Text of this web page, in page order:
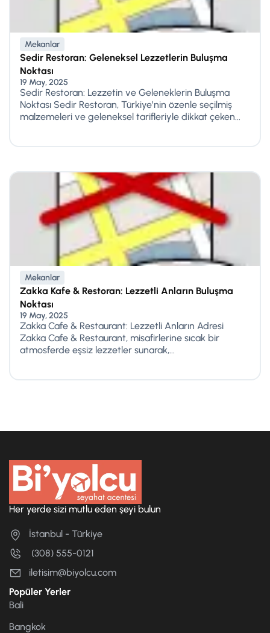
Mekanlar
Sedir Restoran: Geleneksel Lezzetlerin Buluşma
Noktası
19 May, 2025
Sedir Restoran: Lezzetin ve Geleneklerin Buluşma
Noktası Sedir Restoran, Türkiye’nin özenle seçilmiş
malzemeleri ve geleneksel tarifleriyle dikkat çeken...
Mekanlar
Zakka Kafe & Restoran: Lezzetli Anların Buluşma
Noktası
19 May, 2025
Zakka Cafe & Restaurant: Lezzetli Anların Adresi
Zakka Cafe & Restaurant, misafirlerine sıcak bir
atmosferde eşsiz lezzetler sunarak,...
Her yerde sizi mutlu eden şeyi bulun
İstanbul - Türkiye
(308) 555-0121
iletisim@biyolcu.com
Popüler Yerler
Bali
Bangkok